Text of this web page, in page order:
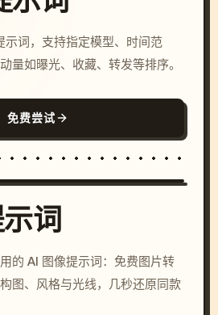
示词，支持指定模型、时间范
量如曝光、收藏、转发等排序。
免费尝试
c, cyberpunk sunset, neon
colors, 8k --v 6.0
词
的 AI 图像提示词：免费图片转
图、风格与光线，几秒还原同款